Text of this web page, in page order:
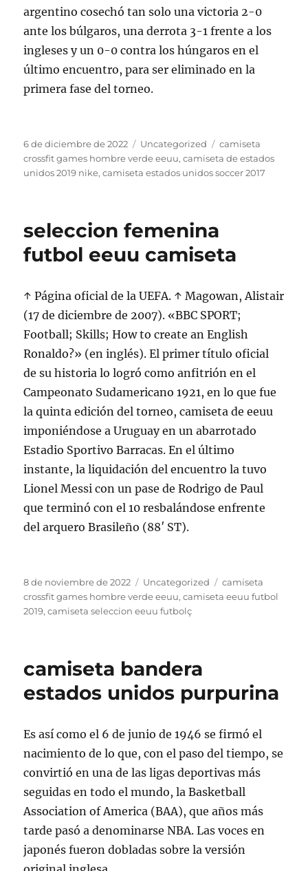
argentino cosechó tan solo una victoria 2-0
ante los búlgaros, una derrota 3-1 frente a los
ingleses y un 0-0 contra los húngaros en el
último encuentro, para ser eliminado en la
primera fase del torneo.
Publicado
el
6 de diciembre de 2022 Categorías
Uncategorized Etiquetas
camiseta
crossfit games hombre verde eeuu,camiseta de estados
unidos 2019 nike,camiseta estados unidos soccer 2017
seleccion femenina
futbol eeuu camiseta
↑ Página oficial de la UEFA. ↑ Magowan, Alistair
(17 de diciembre de 2007). «BBC SPORT;
Football; Skills; How to create an English
Ronaldo?» (en inglés). El primer título oficial
de su historia lo logró como anfitrión en el
Campeonato Sudamericano 1921, en lo que fue
la quinta edición del torneo, camiseta de eeuu
imponiéndose a Uruguay en un abarrotado
Estadio Sportivo Barracas. En el último
instante, la liquidación del encuentro la tuvo
Lionel Messi con un pase de Rodrigo de Paul
que terminó con el 10 resbalándose enfrente
del arquero Brasileño (88′ ST).
Publicado
el
8 de noviembre de 2022 Categorías
Uncategorized Etiquetas
camiseta
crossfit games hombre verde eeuu,camiseta eeuu futbol
2019,camiseta seleccion eeuu futbolç
camiseta bandera
estados unidos purpurina
Es así como el 6 de junio de 1946 se firmó el
nacimiento de lo que, con el paso del tiempo, se
convirtió en una de las ligas deportivas más
seguidas en todo el mundo, la Basketball
Association of America (BAA), que años más
tarde pasó a denominarse NBA. Las voces en
japonés fueron dobladas sobre la versión